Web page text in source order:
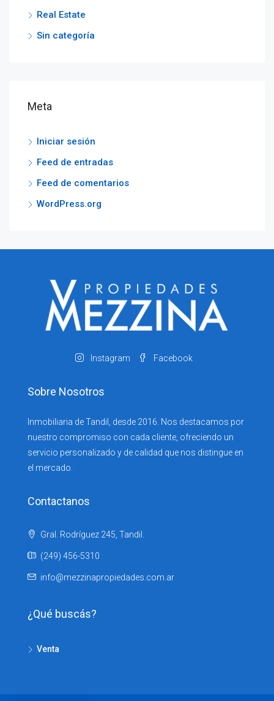
Real Estate
Sin categoría
Meta
Iniciar sesión
Feed de entradas
Feed de comentarios
WordPress.org
Instagram Facebook
Sobre Nosotros
Inmobiliaria de Tandil, desde 2016. Nos destacamos por
nuestro compromiso con cada cliente, ofreciendo un
servicio personalizado y de calidad que nos distingue en
el mercado.
Contactanos
Gral. Rodríguez 245, Tandil.
(249) 456-5310
info@mezzinapropiedades.com.ar
¿Qué buscás?
Venta